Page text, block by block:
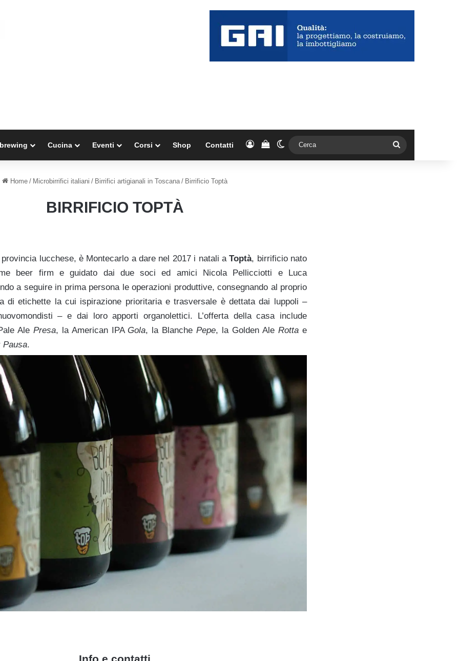
Cucina Eventi Corsi Shop Contatti AccediVedi il carrello
Cambia aspetto
Home / Microbirrifici italiani / Birrifici artigianali in Toscana / Birrificio Toptà
BIRRIFICIO TOPTÀ
lucchese, è Montecarlo a dare nel 2017 i natali aToptà, birrificio nato
beer firm e guidato dai due soci ed amici Nicola Pellicciotti e Luca
a seguire in prima persona le operazioni produttive, consegnando al proprio
di etichette la cui ispirazione prioritaria e trasversale è dettata dai luppoli –
– e dai loro apporti organolettici. L’offerta della casa include
Ale Presa, la American IPAGola, la BlanchePepe, la Golden AleRotta e
Pausa.